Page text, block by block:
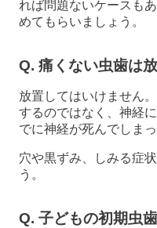
れば問題ないケースも
めてもらいましょう。
Q. 痛くない虫歯は
放置してはいけません
するのではなく、神経
でに神経が死んでしま
穴や黒ずみ、しみる症
う。
Q. 子どもの初期虫